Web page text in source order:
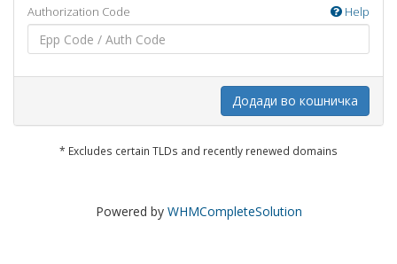
Authorization Code Help
Додади во кошничка
* Excludes certain TLDs and recently renewed domains
Powered by WHMCompleteSolution